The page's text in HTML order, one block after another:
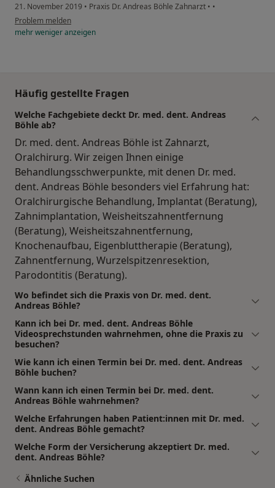
21. November 2019 • Praxis Dr. Andreas Böhle Zahnarzt • •
Problem melden
mehrwenigeranzeigen
Häufig gestellte Fragen
Welche Fachgebiete deckt Dr. med. dent. Andreas
Böhle ab?
Dr. med. dent. Andreas Böhle ist Zahnarzt,
Oralchirurg. Wir zeigen Ihnen einige
Behandlungsschwerpunkte, mit denen Dr. med.
dent. Andreas Böhle besonders viel Erfahrung hat:
Oralchirurgische Behandlung, Implantat (Beratung),
Zahnimplantation, Weisheitszahnentfernung
(Beratung), Weisheitszahnentfernung,
Knochenaufbau, Eigenbluttherapie (Beratung),
Zahnentfernung, Wurzelspitzenresektion,
Parodontitis (Beratung).
Wo befindet sich die Praxis von Dr. med. dent.
Andreas Böhle?
Kann ich bei Dr. med. dent. Andreas Böhle
Videosprechstunden wahrnehmen, ohne die Praxis zu
besuchen?
Wie kann ich einen Termin bei Dr. med. dent. Andreas
Böhle buchen?
Wann kann ich einen Termin bei Dr. med. dent.
Andreas Böhle wahrnehmen?
Welche Erfahrungen haben Patient:innen mit Dr. med.
dent. Andreas Böhle gemacht?
Welche Form der Versicherung akzeptiert Dr. med.
dent. Andreas Böhle?
Ähnliche Suchen